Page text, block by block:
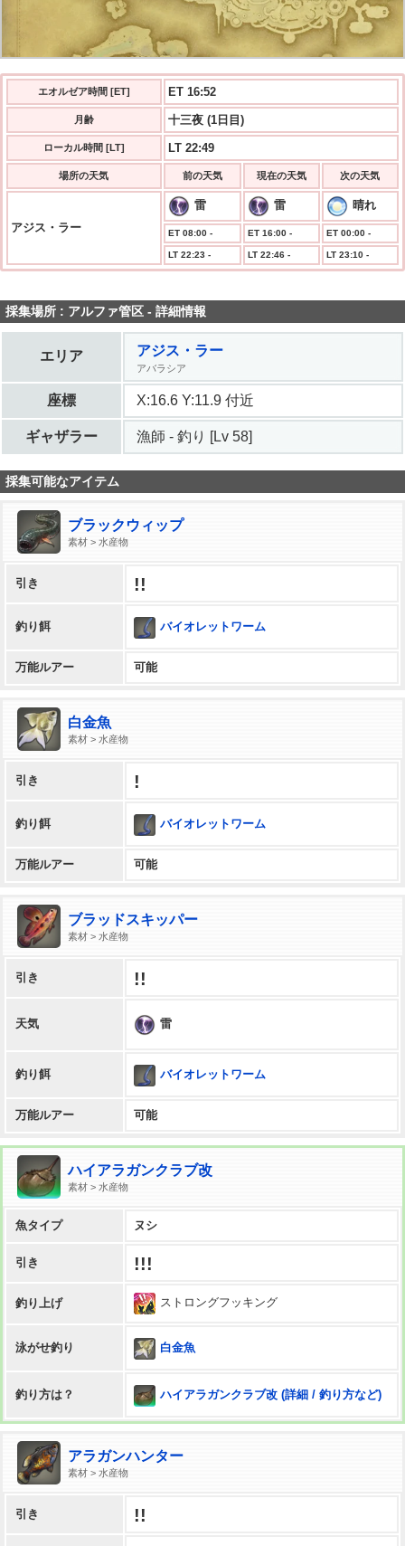
エオルゼア時間 [ET] ET 16:52
月齢 十三夜 (1日目)
ローカル時間 [LT] LT 22:49
場所の天気 前の天気 現在の天気 次の天気
アジス・ラー
雷 雷 晴れ
ET 08:00 - ET 16:00 - ET 00:00 -
LT 22:23 - LT 22:46 - LT 23:10 -
採集場所 : アルファ管区 - 詳細情報
エリア アジス・ラー
アバラシア
座標 X:16.6 Y:11.9 付近
ギャザラー 漁師 - 釣り [Lv 58]
採集可能なアイテム
ブラックウィップ
素材 > 水産物
引き !!
釣り餌 バイオレットワーム
万能ルアー 可能
白金魚
素材 > 水産物
引き !
釣り餌 バイオレットワーム
万能ルアー 可能
ブラッドスキッパー
素材 > 水産物
引き !!
天気 雷
釣り餌 バイオレットワーム
万能ルアー 可能
ハイアラガンクラブ改
素材 > 水産物
魚タイプ ヌシ
引き !!!
釣り上げ ストロングフッキング
泳がせ釣り 白金魚
釣り方は？ ハイアラガンクラブ改 (詳細 / 釣り方など)
アラガンハンター
素材 > 水産物
引き !!